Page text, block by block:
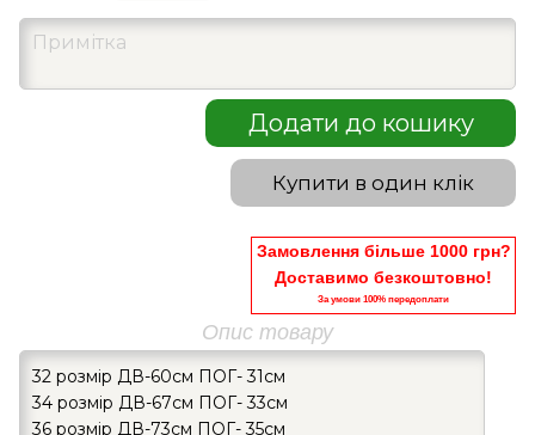
Додати до кошику
Купити в один клік
Замовлення більше 1000 грн?
Доставимо безкоштовно!
За умови 100% передоплати
Опис товару
32 розмір ДВ-60см ПОГ- 31см
34 розмір ДВ-67см ПОГ- 33см
36 розмір ДВ-73см ПОГ- 35см